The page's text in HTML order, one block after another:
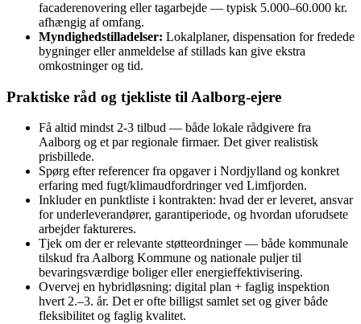
facaderenovering eller tagarbejde — typisk 5.000–60.000 kr.
afhængig af omfang.
Myndighedstilladelser: Lokalplaner, dispensation for fredede
bygninger eller anmeldelse af stillads kan give ekstra
omkostninger og tid.
Praktiske råd og tjekliste til Aalborg‑ejere
Få altid mindst 2‑3 tilbud — både lokale rådgivere fra
Aalborg og et par regionale firmaer. Det giver realistisk
prisbillede.
Spørg efter referencer fra opgaver i Nordjylland og konkret
erfaring med fugt/klimaudfordringer ved Limfjorden.
Inkluder en punktliste i kontrakten: hvad der er leveret, ansvar
for underleverandører, garantiperiode, og hvordan uforudsete
arbejder faktureres.
Tjek om der er relevante støtteordninger — både kommunale
tilskud fra Aalborg Kommune og nationale puljer til
bevaringsværdige boliger eller energieffektivisering.
Overvej en hybridløsning: digital plan + faglig inspektion
hvert 2.–3. år. Det er ofte billigst samlet set og giver både
fleksibilitet og faglig kvalitet.